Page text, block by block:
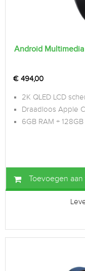
Android
€ 494,00
2K QLED LCD
Draadloos Apple
6GB RAM + 128GB
Toevoegen